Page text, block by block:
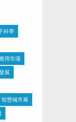
科學
用市場
展
智慧城市展